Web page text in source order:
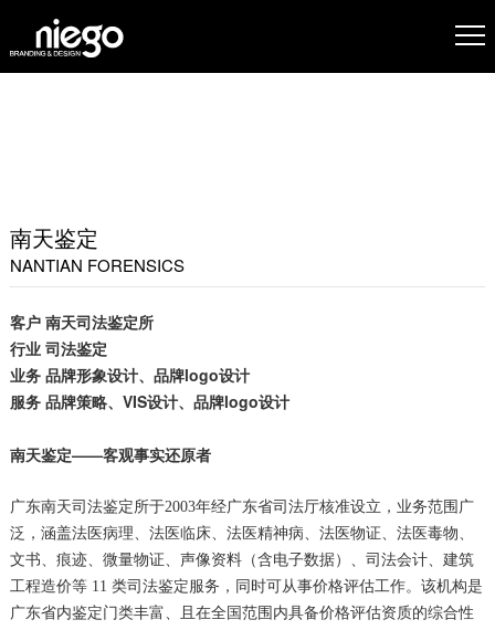
南天鉴定
NANTIAN FORENSICS
客户 南天司法鉴定所
行业 司法鉴定
业务 品牌形象设计、品牌logo设计
服务 品牌策略、VIS设计、品牌logo设计
南天鉴定——客观事实还原者
广东南天司法鉴定所于2003年经广东省司法厅核准设立，业务范围广
泛，涵盖法医病理、法医临床、法医精神病、法医物证、法医毒物、
文书、痕迹、微量物证、声像资料（含电子数据）、司法会计、建筑
工程造价等 11 类司法鉴定服务，同时可从事价格评估工作。该机构是
广东省内鉴定门类丰富、且在全国范围内具备价格评估资质的综合性